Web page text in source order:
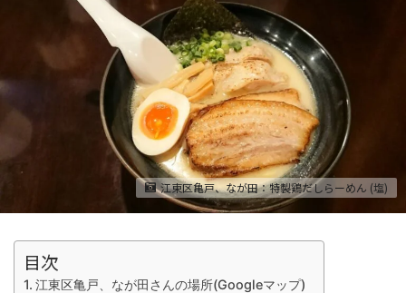
江東区亀戸、なが田：特製鶏だしらーめん (塩)
目次
江東区亀戸、なが田さんの場所(Googleマップ)